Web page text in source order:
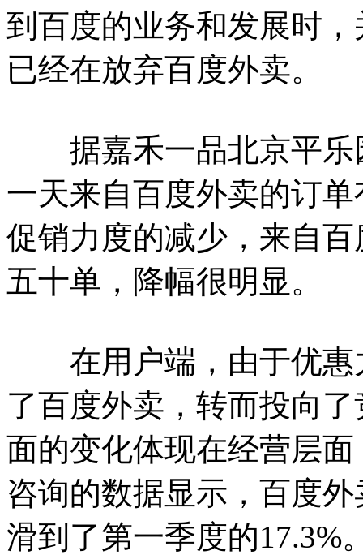
到百度的业务和发展时
已经在放弃百度外卖。
据嘉禾一品北京平乐
一天来自百度外卖的订
促销力度的减少，来自
五十单，降幅很明显。
在用户端，由于优惠
了百度外卖，转而投向
面的变化体现在经营层
咨询的数据显示，百度
滑到了第一季度的17.3%